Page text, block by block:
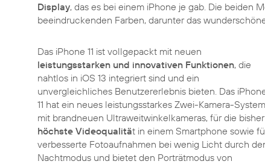
Display, das es bei einem iPhone je gab. Die beiden
beeindruckenden Farben, darunter das
Das iPhone 11 ist vollgepackt mit neuen
leistungsstarken und innovativen Funktionen, die
nahtlos in iOS 13 integriert sind und ein
unvergleichliches Benutzererlebnis bieten. Das
11 hat ein neues leistungsstarkes Zwei-Kamera-System
mit brandneuen Ultraweitwinkelkameras, für die bisher
höchste Videoqualität in einem Smartphone sowie
verbesserte Fotoaufnahmen bei wenig Licht durch
Nachtmodus und bietet den Porträtmodus von